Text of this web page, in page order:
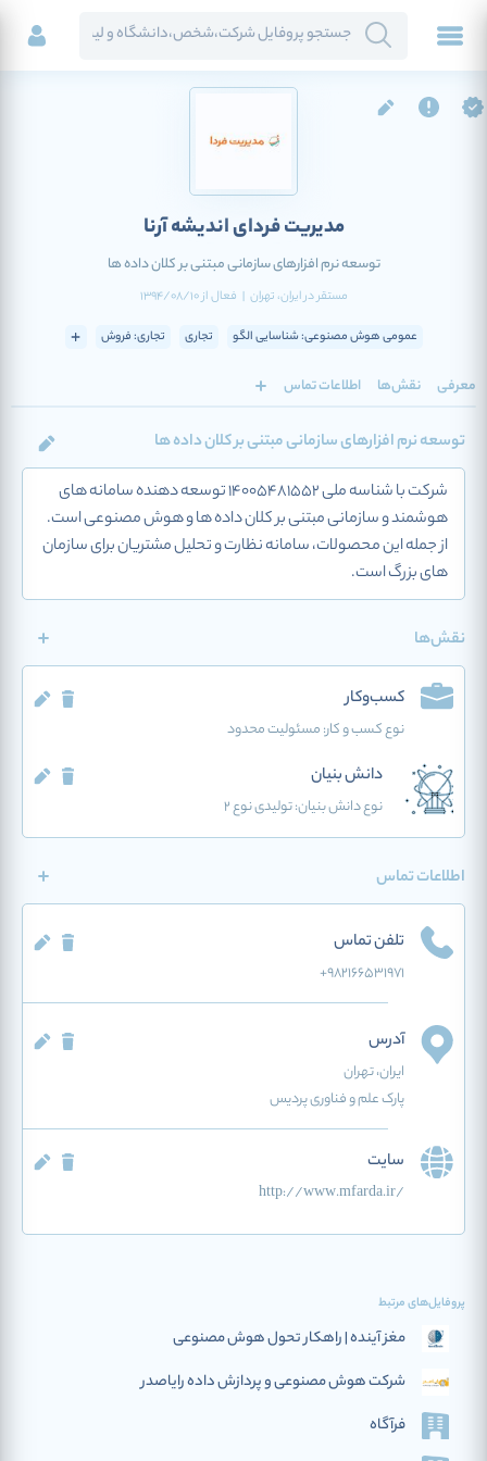
مدیریت فردای اندیشه آرنا
توسعه نرم افزارهای سازمانی مبتنی بر کلان داده ها
مستقر درایران، تهران | فعالاز1394/08/10
عمومی هوش مصنوعی: شناسایی الگو تجاری تجاری: فروش
معرفی نقش‌ها اطلاعات تماس
توسعه نرم افزارهای سازمانی مبتنی بر کلان داده ها
شرکت با شناسه ملی 14005481552 توسعه دهنده سامانه های
هوشمند و سازمانی مبتنی بر کلان داده ها و هوش مصنوعی است.
از جمله این محصولات، سامانه نظارت و تحلیل مشتریان برای سازمان
های بزرگ است.
نقش‌ها
کسب‌وکار
نوع کسب و کار:مسئولیت محدود
دانش بنیان
نوع دانش بنیان: تولیدی نوع 2
اطلاعات تماس
تلفن تماس
+982166531971
آدرس
ایران، تهران
پارک علم و فناوری پردیس
سایت
http://www.mfarda.ir/
پروفایل‌های مرتبط
مغز آینده | راهکار تحول هوش مصنوعی
شرکت هوش مصنوعی و پردازش داده رایاصدر
فرآگاه